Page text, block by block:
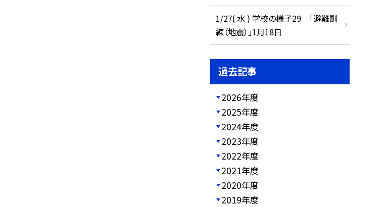
1/27( 水 ) 学校の様子29 「避難訓
練（地震）」1月18日
過去記事
2026年度
2025年度
2024年度
2023年度
2022年度
2021年度
2020年度
2019年度